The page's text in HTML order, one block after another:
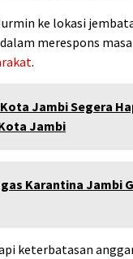
ke lokasi
merespons
.
Jambi Segera
Jambi
Karantina Jambi
keterbatasan